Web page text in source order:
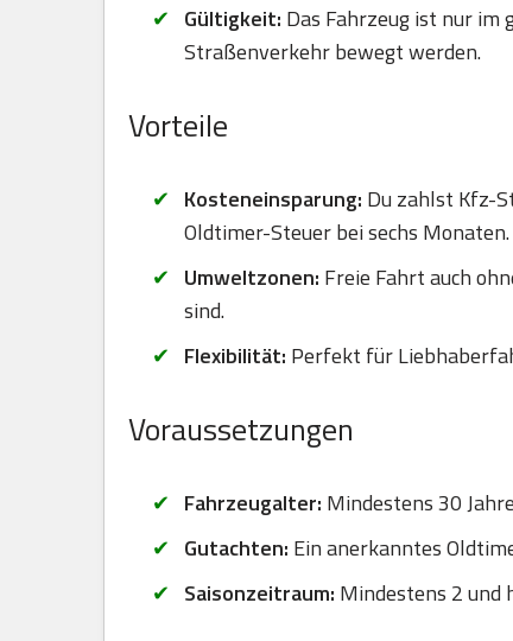
Gültigkeit: Das Fahrzeug ist nur
Straßenverkehr bewegt werden.
Vorteile
Kosteneinsparung: Du zahlst Kfz-
Oldtimer-Steuer bei sechs Monaten.
Umweltzonen: Freie Fahrt auch
sind.
Flexibilität: Perfekt für
Voraussetzungen
Fahrzeugalter: Mindestens 30
Gutachten: Ein anerkanntes
Saisonzeitraum: Mindestens 2 und